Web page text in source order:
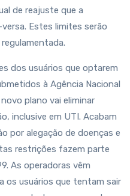
de reajuste que a
Estes limites serão
dos usuários que optarem
à Agência Nacional
plano vai eliminar
inclusive em UTI. Acabam
por alegação de doenças e
restrições fazem parte
As operadoras vêm
os usuários que tentam sair